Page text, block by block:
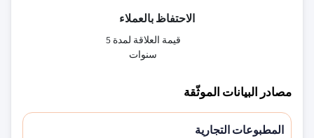
الاحتفاظ بالعملاء
قيمة العلاقة لمدة 5
سنوات
مصادر البيانات الموثّقة
المطبوعات التجارية